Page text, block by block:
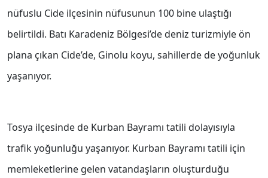
nüfuslu Cide ilçesinin nüfusunun 100 bine ulaştığı
belirtildi. Batı Karadeniz Bölgesi’de deniz turizmiyle ön
plana çıkan Cide’de, Ginolu koyu, sahillerde de yoğunluk
yaşanıyor.
Tosya ilçesinde de Kurban Bayramı tatili dolayısıyla
trafik yoğunluğu yaşanıyor. Kurban Bayramı tatili için
memleketlerine gelen vatandaşların oluşturduğu